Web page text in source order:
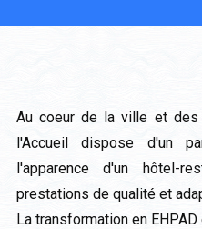
Au coeur de la ville et des
l'Accueil dispose d'un
l'apparence d'un hôtel-
prestations de qualité et
La transformation en